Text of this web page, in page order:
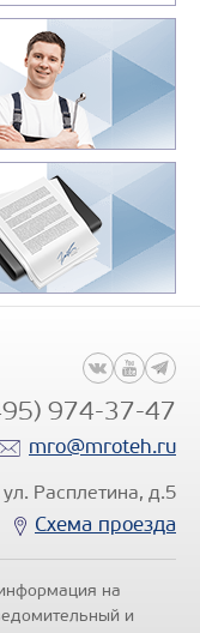
974-37-47
mro@mroteh.ru
Расплетина, д.5
Схема проезда
на
и